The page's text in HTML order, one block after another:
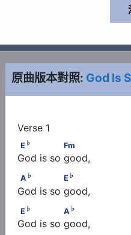
原曲版本對照: God Is
E♭ Fm
E ♭ Fm
God is so good,
A♭ E
A ♭ E ♭
God is so good,
E♭ A
E ♭ A ♭
God is so good,